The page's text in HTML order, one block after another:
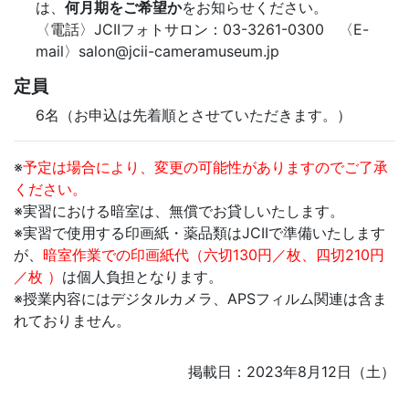
は、 何月期をご希望かをお知らせください。
〈電話〉JCIIフォトサロン：03-3261-0300 〈E-
mail〉salon@jcii-cameramuseum.jp
定員
6名（お申込は先着順とさせていただきます。）
※予定は場合により、変更の可能性がありますのでご了承
ください。
※実習における暗室は、無償でお貸しいたします。
※実習で使用する印画紙・薬品類はJCIIで準備いたします
が、 暗室作業での印画紙代（六切130円／枚、四切210円
／枚 ） は個人負担となります。
※授業内容にはデジタルカメラ、APSフィルム関連は含ま
れておりません。
掲載日：2023年8月12日（土）